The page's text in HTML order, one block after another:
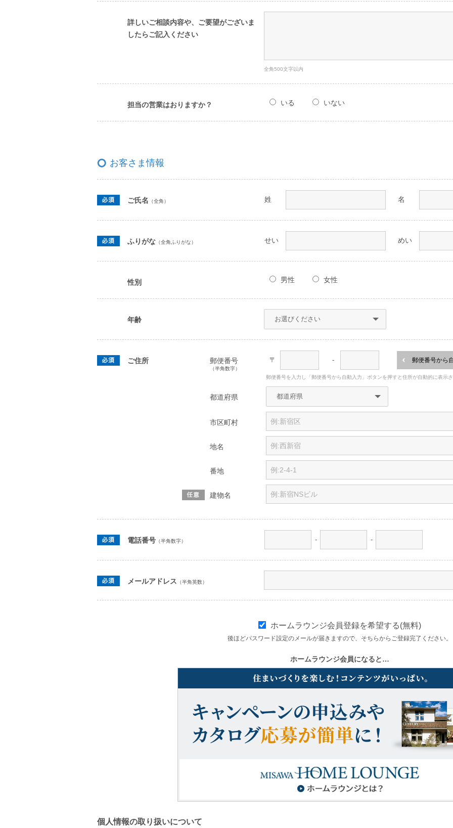
詳しいご相談内容や、ご要望がございま
したらご記入ください
全角500文字以内
担当の営業はおりますか？ いる いない
お客さま情報
ご氏名 （全角） 姓 名
ふりがな （全角ふりがな） せい めい
性別 男性 女性
年齢
ご住所 郵便番号
（半角数字）
〒 - 郵便番号から
郵便番号を入力し「郵便番号から自動入力」ボタンを押すと住所が自動的に表示
都道府県
市区町村
地名
番地
建物名
電話番号 （半角数字） - -
メールアドレス （半角英数）
ホームラウンジ会員登録を希望する(無料)
後ほどパスワード設定のメールが届きますので、そちらからご登録完了ください。
ホームラウンジ会員になると…
個人情報の取り扱いについて